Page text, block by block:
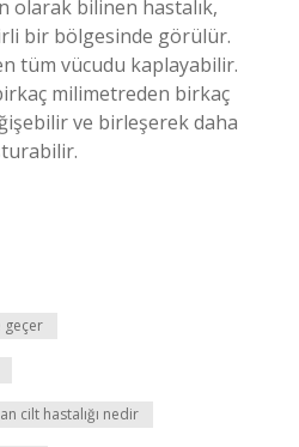
olarak bilinen hastalık,
bir bölgesinde görülür.
tüm vücudu kaplayabilir.
milimetreden birkaç
ve birleşerek daha
geçer
cilt hastalığı nedir